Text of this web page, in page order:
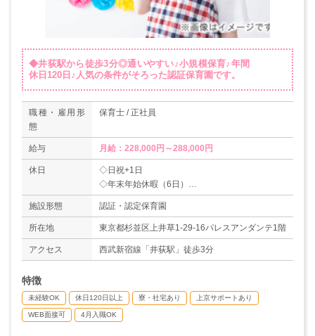
◆井荻駅から徒歩3分◎通いやすい♪小規模保育♪年間
休日120日♪人気の条件がそろった認証保育園です。
職種・雇用形
態
保育士 / 正社員
給与 月給：228,000円～288,000円
休日
◇日祝+1日
◇年末年始休暇（6日）
◇有給休暇（取得率73％）
※入社時に3日と、その半年後10日付与されま
す！
◇特別休暇（5日/年）
※有給で取得可能です。例)ご本人の結婚...5日間
◇育児休暇（取得率100％、復職率83％）
＊年間休日数120日以上
施設形態 認証・認定保育園
所在地 東京都杉並区上井草1-29-16パレスアンダンテ1階
アクセス 西武新宿線「井荻駅」徒歩3分
特徴
未経験OK 休日120日以上 寮・社宅あり 上京サポートあり
WEB面接可 4月入職OK